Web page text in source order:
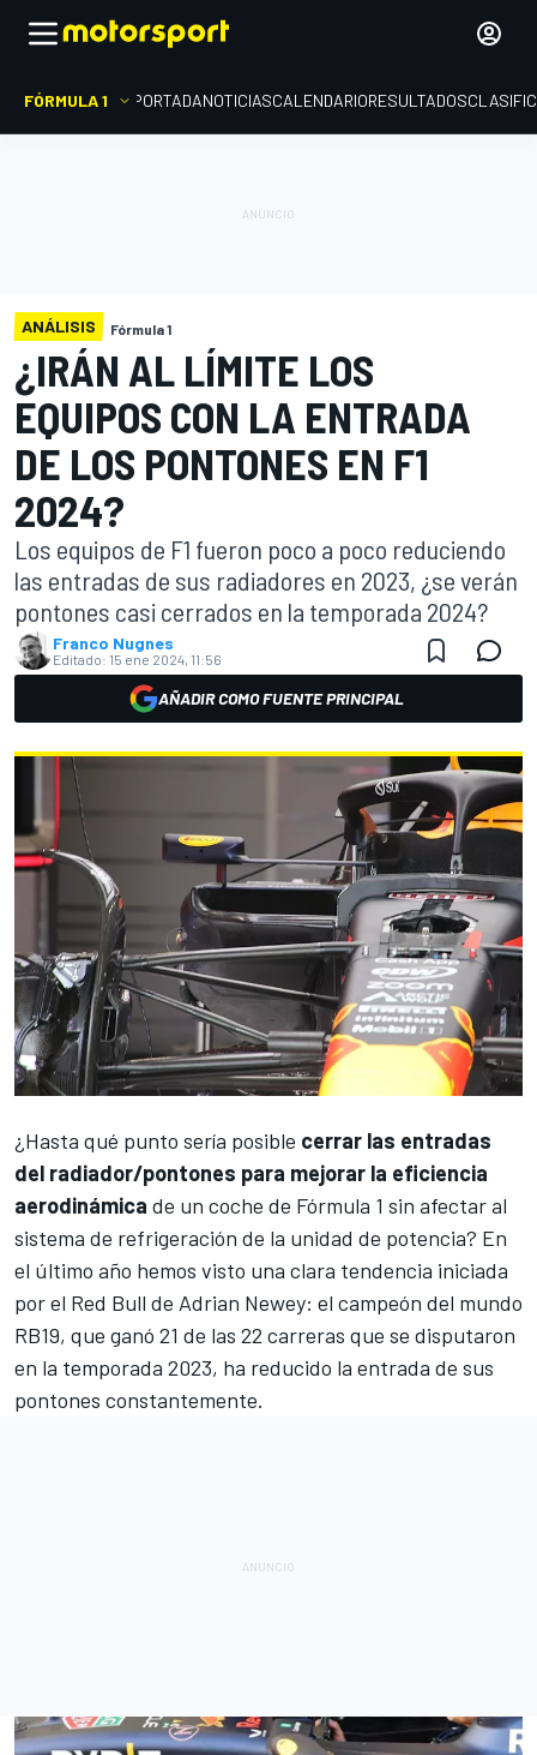
FÓRMULA 1 PORTADANOTICIASCALENDARIORESULTADOS
ANÁLISIS Fórmula 1
¿IRÁN AL LÍMITE LOS
EQUIPOS CON LA ENTRADA
DE LOS PONTONES EN F1
2024?
Los equipos de F1 fueron poco a poco reduciendo
las entradas de sus radiadores en 2023, ¿se verán
pontones casi cerrados en la temporada 2024?
Franco Nugnes
Editado: 15 ene 2024, 11:56
AÑADIR COMO FUENTE PRINCIPAL
¿Hasta qué punto sería posible cerrar las entradas
del radiador/pontones para mejorar la eficiencia
aerodinámica de un coche de Fórmula 1 sin afectar al
sistema de refrigeración de la unidad de potencia? En
el último año hemos visto una clara tendencia iniciada
por el Red Bull de Adrian Newey: el campeón del mundo
RB19, que ganó 21 de las 22 carreras que se disputaron
en la temporada 2023, ha reducido la entrada de sus
pontones constantemente.